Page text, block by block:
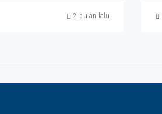
2 bulan lalu